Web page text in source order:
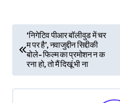
‘निगेटिव पीआर बॉलीवुड में चर
म पर है’, नवाजुद्दीन सिद्दीकी
बोले- फिल्म का प्रमोशन न क
रना हो, तो मैं दिखूं भी ना